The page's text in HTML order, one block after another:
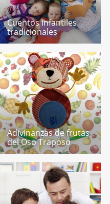
Cuentos infantiles
tradicionales
Adivinanzas de frutas
del Oso Traposo